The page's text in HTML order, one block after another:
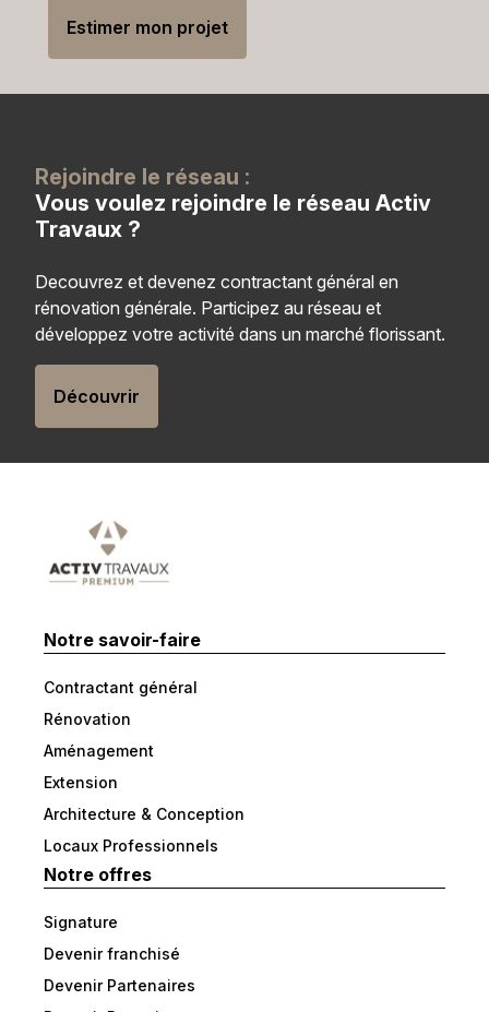
Estimer mon projet
Rejoindre le réseau :
Vous voulez rejoindre le réseau Activ
Travaux ?
Decouvrez et devenez contractant général en
rénovation générale. Participez au réseau et
développez votre activité dans un marché florissant.
Découvrir
Notre savoir-faire
Contractant général
Rénovation
Aménagement
Extension
Architecture & Conception
Locaux Professionnels
Notre offres
Signature
Devenir franchisé
Devenir Partenaires